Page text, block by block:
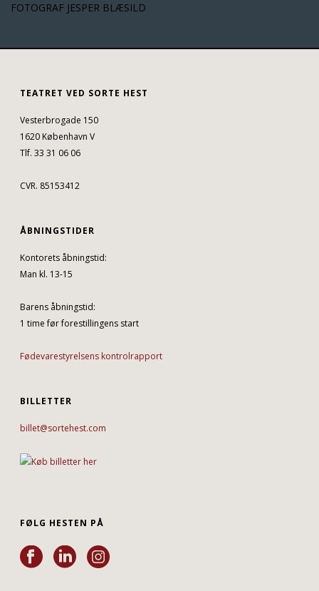
FOTOGRAF JESPER BLÆSILD
TEATRET VED SORTE HEST
Vesterbrogade 150
1620 København V
Tlf. 33 31 06 06
CVR. 85153412
ÅBNINGSTIDER
Kontorets åbningstid:
Man kl. 13-15
Barens åbningstid:
1 time før forestillingens start
Fødevarestyrelsens kontrolrapport
BILLETTER
billet@sortehest.com
FØLG HESTEN PÅ